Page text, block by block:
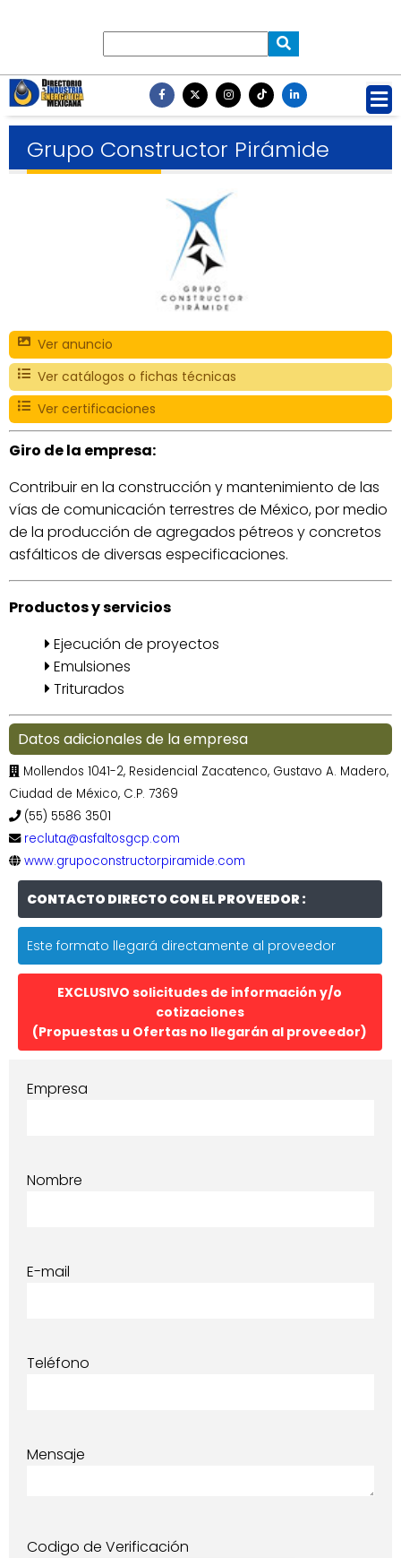
Grupo Constructor Pirámide
Ver anuncio
Ver catálogos o fichas técnicas
Ver certificaciones
Giro de la empresa:
Contribuir en la construcción y mantenimiento de las
vías de comunicación terrestres de México, por medio
de la producción de agregados pétreos y concretos
asfálticos de diversas especificaciones.
Productos y servicios
Ejecución de proyectos
Emulsiones
Triturados
Datos adicionales de la empresa
Mollendos 1041-2, Residencial Zacatenco, Gustavo A. Madero,
Ciudad de México, C.P. 7369
(55) 5586 3501
recluta@asfaltosgcp.com
www.grupoconstructorpiramide.com
CONTACTO DIRECTO CON EL PROVEEDOR :
Este formato llegará directamente al proveedor
EXCLUSIVO solicitudes de información y/o
cotizaciones
(Propuestas u Ofertas no llegarán al proveedor)
Empresa
Nombre
E-mail
Teléfono
Mensaje
Codigo de Verificación